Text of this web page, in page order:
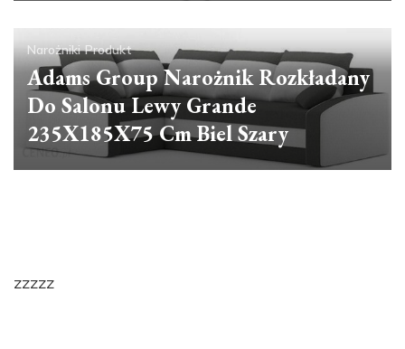
Narożniki Produkt
Adams Group Narożnik Rozkładany
Do Salonu Lewy Grande
235X185X75 Cm Biel Szary
zzzzz